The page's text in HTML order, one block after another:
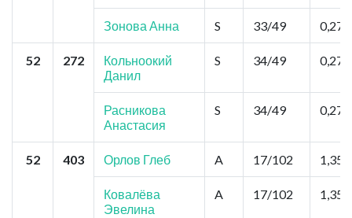
Зонова Анна S 33/49 0,27
52 272
Кольноокий
Данил
S 34/49 0,27
Расникова
Анастасия
S 34/49 0,27
52 403 Орлов Глеб A 17/102 1,35
Ковалёва
Эвелина
A 17/102 1,35